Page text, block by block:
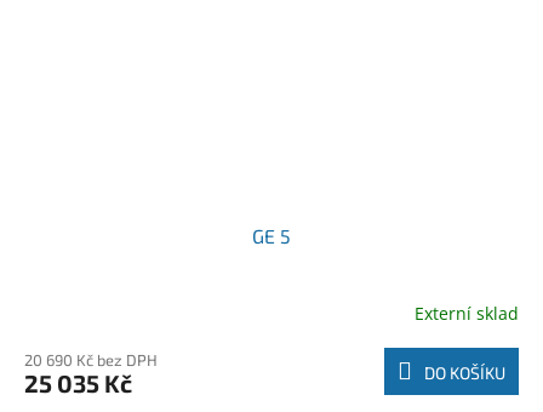
GE 5
Externí sklad
20 690 Kč bez DPH
25 035 Kč DO KOŠÍKU